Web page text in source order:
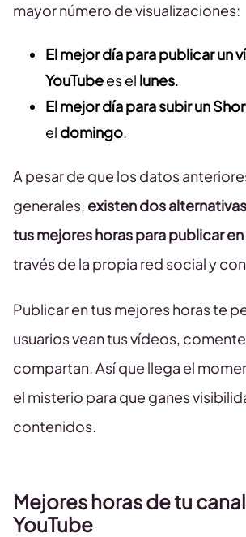
mayor número de visualizaciones:
El mejor día para publicar un
YouTubees el lunes.
El mejor día para subir un
el domingo.
A pesar de que los datos
generales, existen dos
tus mejores horas para publicar en
través de la propia red social y
Publicar en tus mejores horas te
usuarios vean tus vídeos,
compartan. Así que llega el
el misterio para que ganes
contenidos.
Mejores horas de tu
YouTube